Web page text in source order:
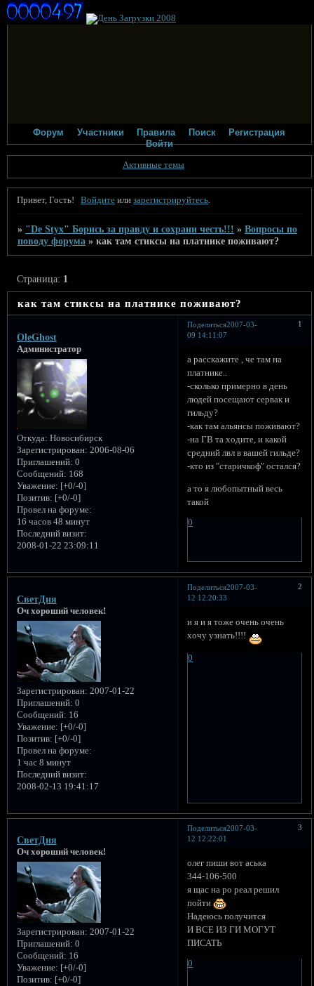
Форум Участники Правила Поиск
Регистрация
Войти
Активные темы
Привет, Гость! Войдите илизарегистрируйтесь.
» "De Styx" Борись за правду и сохрани честь!!! »Вопросы по
поводу форума »как там стиксы на платнике поживают?
как там стиксы на платнике поживают?
Страница: 1
Поделиться 1
2007-03-
09 14:11:07
OleGhost
Администратор
Откуда: Новосибирск
Зарегистрирован: 2006-08-06
Приглашений: 0
Сообщений: 168
Уважение: [+0/-0]
Позитив: [+0/-0]
Провел на форуме:
16 часов 48 минут
Последний визит:
2008-01-22 23:09:11
а расскажите , че там на
платнике..
-сколько примерно в день
людей посещают сервак и
гильду?
-как там альянсы поживают?
-на ГВ та ходите, и какой
средний лвл в вашей гильде?
-кто из "старичкоф" остался?
а то я любопытный весь
такой
0
Поделиться 2
2007-03-
12 12:20:33
CветДня
Оч хороший человек!
Зарегистрирован: 2007-01-22
Приглашений: 0
Сообщений: 16
Уважение: [+0/-0]
Позитив: [+0/-0]
Провел на форуме:
1 час 8 минут
Последний визит:
2008-02-13 19:41:17
и я и я тоже очень очень
хочу узнать!!!!
0
Поделиться 3
2007-03-
12 12:22:01
CветДня
Оч хороший человек!
Зарегистрирован: 2007-01-22
Приглашений: 0
Сообщений: 16
Уважение: [+0/-0]
Позитив: [+0/-0]
олег пиши вот аська
344-106-500
я щас на ро реал решил
пойти
Надеюсь получится
И ВСЕ ИЗ ГИ МОГУТ
ПИСАТЬ
0